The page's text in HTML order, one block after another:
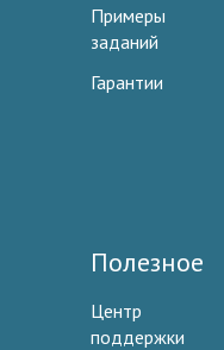
Примеры
заданий
Гарантии
Полезное
Центр
поддержки